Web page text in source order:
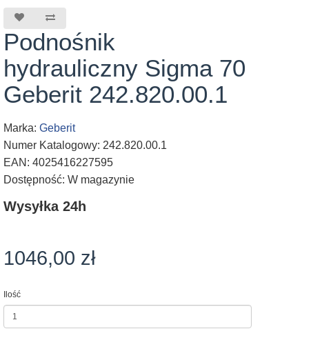
Podnośnik
hydrauliczny Sigma 70
Geberit 242.820.00.1
Marka: Geberit
Numer Katalogowy: 242.820.00.1
EAN: 4025416227595
Dostępność: W magazynie
Wysyłka 24h
1046,00 zł
Ilość